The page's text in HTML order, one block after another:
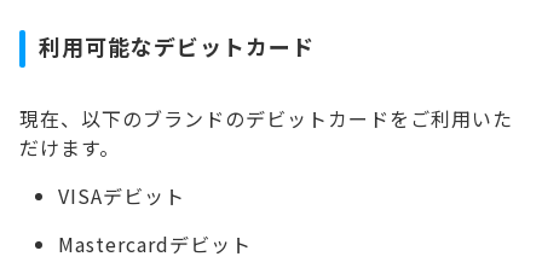
利用可能なデビットカード
現在、以下のブランドのデビットカードをご利用いた
だけます。
VISAデビット
Mastercardデビット